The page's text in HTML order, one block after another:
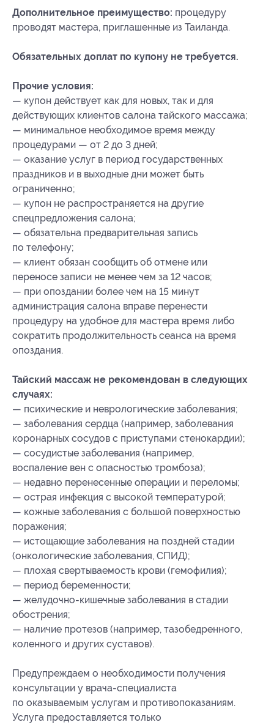
Дополнительное преимущество: процедуру
проводят мастера, приглашенные из Таиланда.
Обязательных доплат по купону не требуется.
Прочие условия:
— купон действует как для новых, так и для
действующих клиентов салона тайского массажа;
— минимальное необходимое время между
процедурами — от 2 до 3 дней;
— оказание услуг в период государственных
праздников и в выходные дни может быть
ограниченно;
— купон не распространяется на другие
спецпредложения салона;
— обязательна предварительная запись
по телефону;
— клиент обязан сообщить об отмене или
переносе записи не менее чем за 12 часов;
— при опоздании более чем на 15 минут
администрация салона вправе перенести
процедуру на удобное для мастера время либо
сократить продолжительность сеанса на время
опоздания.
Тайский массаж не рекомендован в следующих
случаях:
— психические и неврологические заболевания;
— заболевания сердца (например, заболевания
коронарных сосудов с приступами стенокардии);
— сосудистые заболевания (например,
воспаление вен с опасностью тромбоза);
— недавно перенесенные операции и переломы;
— острая инфекция с высокой температурой;
— кожные заболевания с большой поверхностью
поражения;
— истощающие заболевания на поздней стадии
(онкологические заболевания, СПИД);
— плохая свертываемость крови (гемофилия);
— период беременности;
— желудочно-кишечные заболевания в стадии
обострения;
— наличие протезов (например, тазобедренного,
коленного и других суставов).
Предупреждаем о необходимости получения
консультации у врача-специалиста
по оказываемым услугам и противопоказаниям.
Услуга предоставляется только